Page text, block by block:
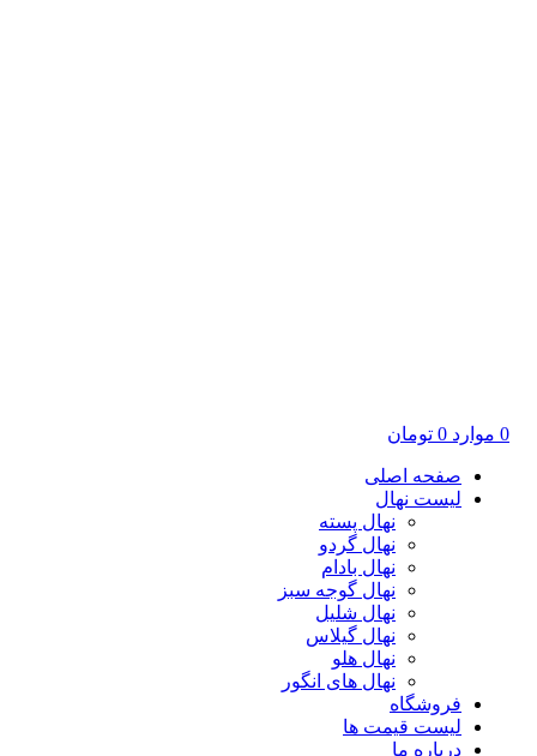
0 موارد 0 تومان
صفحه اصلی
لیست نهال
نهال پسته
نهال گردو
نهال بادام
نهال گوجه سبز
نهال شلیل
نهال گیلاس
نهال هلو
نهال های انگور
فروشگاه
لیست قیمت ها
درباره ما